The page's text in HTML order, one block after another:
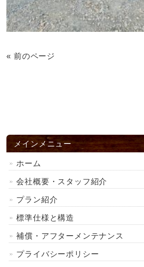
« 前のページ
メインメニュー
ホーム
会社概要・スタッフ紹介
プラン紹介
標準仕様と構造
補償・アフターメンテナンス
プライバシーポリシー